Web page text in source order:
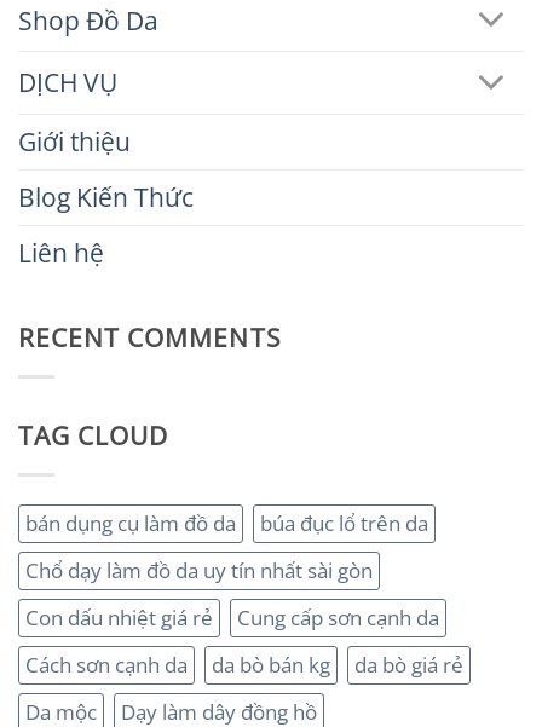
Shop Đồ Da
DỊCH VỤ
Giới thiệu
Blog Kiến Thức
Liên hệ
RECENT COMMENTS
TAG CLOUD
bán dụng cụ làm đồ da
búa đục lổ trên da
Chổ dạy làm đồ da uy tín nhất sài gòn
Con dấu nhiệt giá rẻ
Cung cấp sơn cạnh da
Cách sơn cạnh da
da bò bán kg
da bò giá rẻ
Da mộc
Dạy làm dây đồng hồ